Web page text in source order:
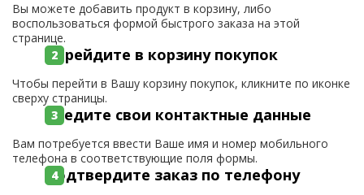
Вы можете добавить продукт в корзину, либо
воспользоваться формой быстрого заказа на этой
странице.
Перейдите в корзину покупок
Чтобы перейти в Вашу корзину покупок, кликните по иконке
сверху страницы.
Введите свои контактные данные
Вам потребуется ввести Ваше имя и номер мобильного
телефона в соответствующие поля формы.
Подтвердите заказ по телефону